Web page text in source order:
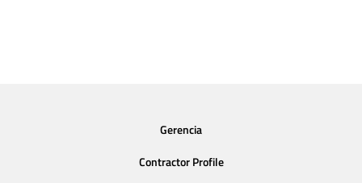
Gerencia
Contractor Profile